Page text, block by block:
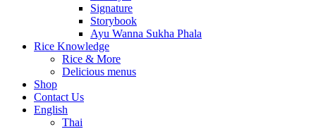
Signature
Storybook
Ayu Wanna Sukha Phala
Rice Knowledge
Rice & More
Delicious menus
Shop
Contact Us
English
Thai